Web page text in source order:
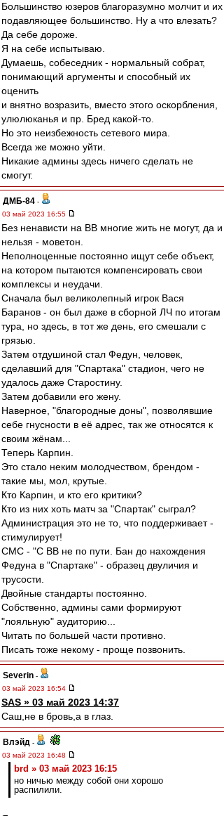
Большинство юзеров благоразумно молчит и их
подавляющее большинство. Ну а что влезать?
Да себе дороже.
Я на себе испытываю.
Думаешь, собеседник - нормальный собрат,
понимающий аргументы и способный их
оценить
и внятно возразить, вместо этого оскорбления,
улюлюканья и пр. Бред какой-то.
Но это неизбежность сетевого мира.
Всегда же можно уйти.
Никакие админы здесь ничего сделать не
смогут.
ДМБ-84 -
03 май 2023 16:55
Без ненависти на ВВ многие жить не могут, да и
нельзя - моветон.
Неполноценные постоянно ищут себе объект,
на котором пытаются компенсировать свои
комплексы и неудачи.
Сначала был великолепный игрок Вася
Баранов - он был даже в сборной ЛЧ по итогам
тура, но здесь, в тот же день, его смешали с
грязью.
Затем отдушиной стал Федун, человек,
сделавший для "Спартака" стадион, чего не
удалось даже Старостину.
Затем добавили его жену.
Наверное, "благородные доны", позволявшие
себе гнусности в её адрес, так же относятся к
своим жёнам...
Теперь Карпин.
Это стало неким молодчеством, брендом -
такие мы, мол, крутые.
Кто Карпин, и кто его критики?
Кто из них хоть матч за "Спартак" сыграл?
Администрация это не то, что поддерживает -
стимулирует!
СМС - "С ВВ не по пути. Бан до нахождения
Федуна в "Спартаке" - образец двуличия и
трусости.
Двойные стандарты постоянно.
Собственно, админы сами формируют
"лояльную" аудиторию...
Читать по большей части противно.
Писать тоже некому - проще позвонить.
Severin -
03 май 2023 16:54
SAS » 03 май 2023 14:37
Саш,не в бровь,а в глаз.
Влэйд -
03 май 2023 16:48
brd » 03 май 2023 16:15
но ничью между собой они хорошо
распилили.